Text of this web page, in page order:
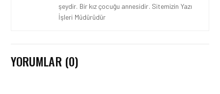
şeydir. Bir kız çocuğu annesidir. Sitemizin Yazı
İşleri Müdürüdür
YORUMLAR (0)